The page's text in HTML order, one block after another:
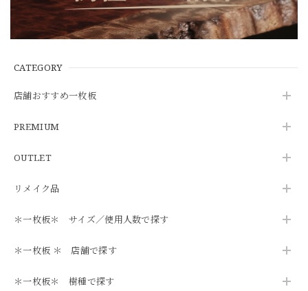
CATEGORY
店舗おすすめ一枚板
PREMIUM
OUTLET
リメイク品
＊一枚板＊ サイズ／使用人数で探す
＊一枚板 ＊ 店舗で探す
＊一枚板＊ 樹種で探す